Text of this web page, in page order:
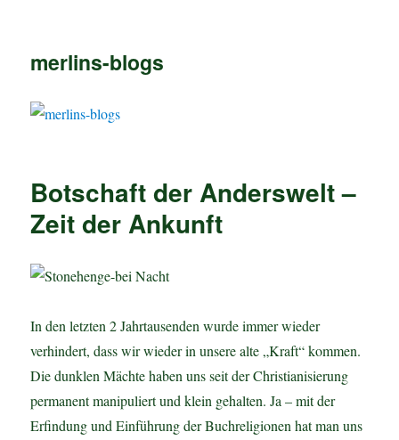
merlins-blogs
Botschaft der Anderswelt –
Zeit der Ankunft
In den letzten 2 Jahrtausenden wurde immer wieder
verhindert, dass wir wieder in unsere alte „Kraft“ kommen.
Die dunklen Mächte haben uns seit der Christianisierung
permanent manipuliert und klein gehalten. Ja – mit der
Erfindung und Einführung der Buchreligionen hat man uns